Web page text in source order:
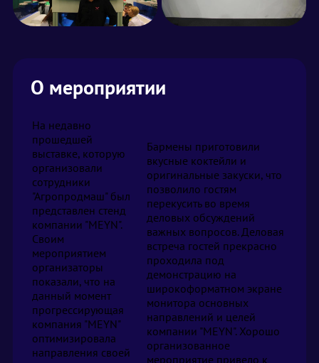
О мероприятии
На недавно
прошедшей
выставке, которую
организовали
сотрудники
"Агропродмаш" был
представлен стенд
компании "MEYN".
Своим
мероприятием
организаторы
показали, что на
данный момент
прогрессирующая
компания "MEYN"
оптимизировала
направления своей
Бармены приготовили
вкусные коктейли и
оригинальные закуски, что
позволило гостям
перекусить во время
деловых обсуждений
важных вопросов. Деловая
встреча гостей прекрасно
проходила под
демонстрацию на
широкоформатном экране
монитора основных
направлений и целей
компании "MEYN". Хорошо
организованное
мероприятие привело к